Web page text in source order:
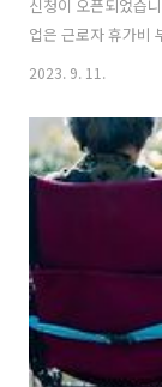
신청이 오픈되었습
업은 근로자 휴가비
원사업 내용 및 신청
문화 조성하고 국내
국내여행을 할 경우
휴가비 지원 혜택 근
가비는 아래와 같
각각 10만 원씩 휴
최대 40만 원의 경..
2023. 9. 11.